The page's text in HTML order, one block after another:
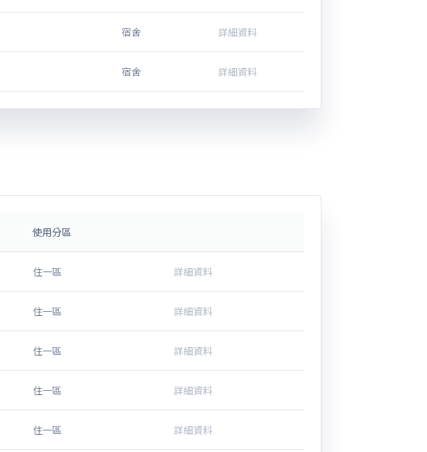
宿舍 詳細資料
宿舍 詳細資料
使用分區
住一區 詳細資料
住一區 詳細資料
住一區 詳細資料
住一區 詳細資料
住一區 詳細資料